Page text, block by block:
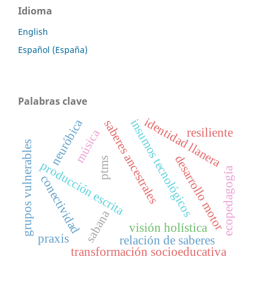
Idioma
English
Español (España)
Palabras clave
producción escrita
sabana
insumos tecnológicos
transformación socioeducativa
visión holística
ptms
saberes ancestralesidentidad llanera
conectividad ecopedagogía
relación de saberes
desarrollo motor
grupos vulnerables neuróbica resiliente
música
praxis